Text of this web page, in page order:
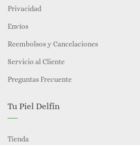
Privacidad
Envíos
Reembolsos y Cancelaciones
Servicio al Cliente
Preguntas Frecuente
Tu Piel Delfín
Tienda